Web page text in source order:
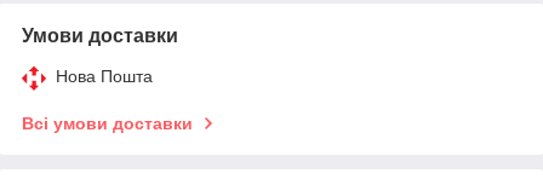
Умови доставки
Нова Пошта
Всі умови доставки